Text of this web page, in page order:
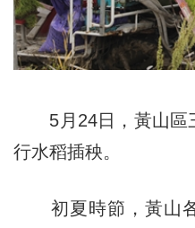
5月24日，黃山區
行水稻插秧。
初夏時節，黃山各